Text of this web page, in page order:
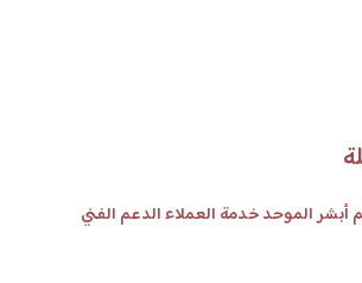
أبشر الموحد خدمة العملاء الدعم الفني